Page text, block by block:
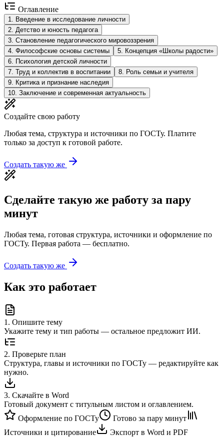
Оглавление
1. Введение в исследование личности
2. Детство и юность педагога
3. Становление педагогического мировоззрения
4. Философские основы системы 5. Концепция «Школы радости»
6. Психология детской личности
7. Труд и коллектив в воспитании 8. Роль семьи и учителя
9. Критика и признание наследия
10. Заключение и современная актуальность
Создайте свою работу
Любая тема, структура и источники по ГОСТу. Платите
только за доступ к готовой работе.
Создать такую же
Сделайте такую же работу за пару
минут
Любая тема, готовая структура, источники и оформление по
ГОСТу. Первая работа — бесплатно.
Создать такую же
Как это работает
1 . Опишите тему
Укажите тему и тип работы — остальное предложит ИИ.
2. Проверьте план
Структура, главы и источники по ГОСТу — редактируйте как
нужно.
3. Скачайте в Word
Готовый документ с титульным листом и оглавлением.
Оформление по ГОСТу
Готово за пару минут
Источники и цитирование
Экспорт в Word и PDF